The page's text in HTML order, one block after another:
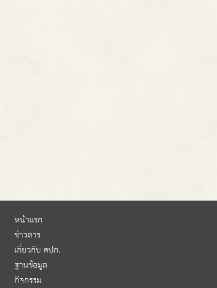
หน้าแรก
ข่าวสาร
เกี่ยวกับ คปก.
ฐานข้อมูล
กิจกรรม